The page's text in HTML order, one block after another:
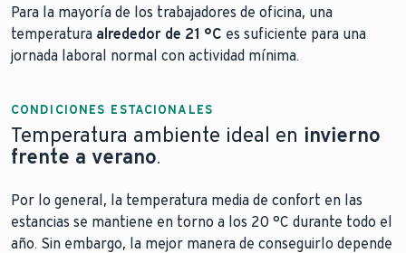
Para la mayoría de los trabajadores de oficina, una
temperatura alrededor de 21 °C es suficiente para una
jornada laboral normal con actividad mínima.
CONDICIONES ESTACIONALES
Temperatura ambiente ideal en invierno
frente a verano.
Por lo general, la temperatura media de confort en las
estancias se mantiene en torno a los 20 °C durante todo el
año. Sin embargo, la mejor manera de conseguirlo depende